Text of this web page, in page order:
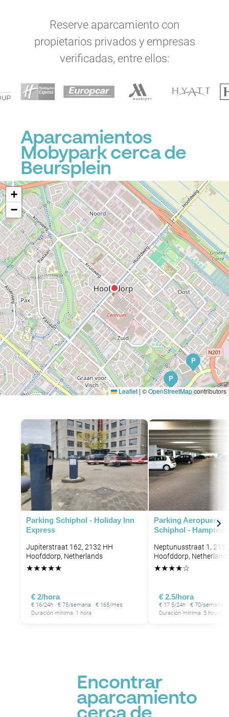
Reserve aparcamiento con
propietarios privados y empresas
verificadas, entre ellos:
Aparcamientos
Mobypark cerca de
Beursplein
P
P
+
−
Leaflet | ©OpenStreetMapcontributors
Parking Schiphol - Holiday Inn
Express
Jupiterstraat 162, 2132 HH
Hoofddorp, Netherlands
★★★★★
€ 2/hora
€ 16/24h · € 75/semana · € 165/mes
Duración mínima: 1 hora
Parking Aeropuerto
Schiphol - Hampton
Neptunusstraat 1,
Hoofddorp,
★★★★☆
€ 2.5/hora
€ 17.5/24h · € 70/semana
Duración mínima: 5 hours
Encontrar
aparcamiento